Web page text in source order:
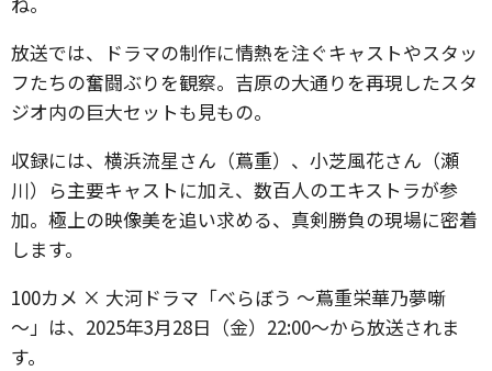
放送では、ドラマの制作に情熱を注ぐキャストやスタッ
フたちの奮闘ぶりを観察。吉原の大通りを再現したスタ
ジオ内の巨大セットも見もの。
収録には、横浜流星さん（蔦重）、小芝風花さん（瀬
川）ら主要キャストに加え、数百人のエキストラが参
加。極上の映像美を追い求める、真剣勝負の現場に密着
します。
100カメ × 大河ドラマ「べらぼう ～蔦重栄華乃夢噺
～」は、2025年3月28日（金）22:00～から放送されま
す。